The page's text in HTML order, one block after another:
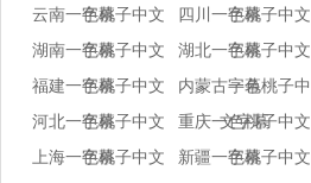
字幕
字幕
云南一色桃子中文
字幕
四川一色桃子中文
字幕
湖南一色桃子中文
字幕
湖北一色桃子中文
字幕
福建一色桃子中文
字幕
内蒙古一色桃子中
文字幕
河北一色桃子中文
字幕
重庆一色桃子中文
字幕
上海一色桃子中文
新疆一色桃子中文